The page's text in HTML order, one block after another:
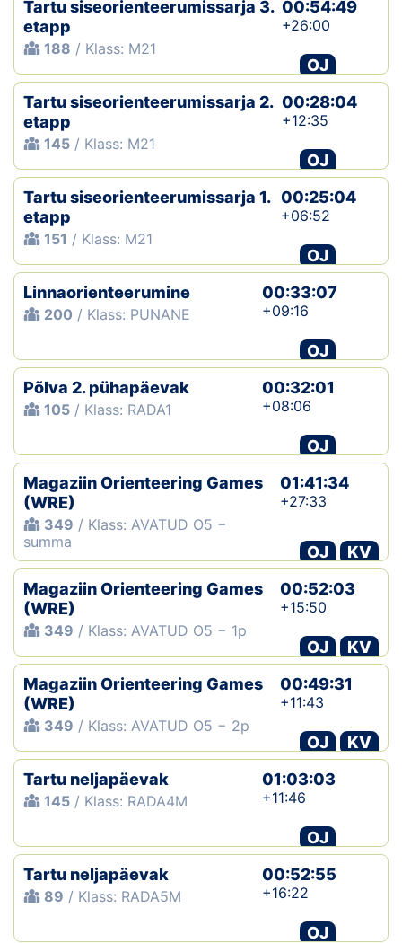
Tartu siseorienteerumissarja 3.
etapp
188 / Klass: M21
00:54:49
+26:00
OJ
Tartu siseorienteerumissarja 2.
etapp
145 / Klass: M21
00:28:04
+12:35
OJ
Tartu siseorienteerumissarja 1.
etapp
151 / Klass: M21
00:25:04
+06:52
OJ
Linnaorienteerumine
200 / Klass: PUNANE
00:33:07
+09:16
OJ
Põlva 2. pühapäevak
105 / Klass: RADA1
00:32:01
+08:06
OJ
Magaziin Orienteering Games
(WRE)
349 / Klass: AVATUD O5 −
summa
01:41:34
+27:33
OJ
KV
Magaziin Orienteering Games
(WRE)
349 / Klass: AVATUD O5 − 1p
00:52:03
+15:50
OJ
KV
Magaziin Orienteering Games
(WRE)
349 / Klass: AVATUD O5 − 2p
00:49:31
+11:43
OJ
KV
Tartu neljapäevak
145 / Klass: RADA4M
01:03:03
+11:46
OJ
Tartu neljapäevak
89 / Klass: RADA5M
00:52:55
+16:22
OJ